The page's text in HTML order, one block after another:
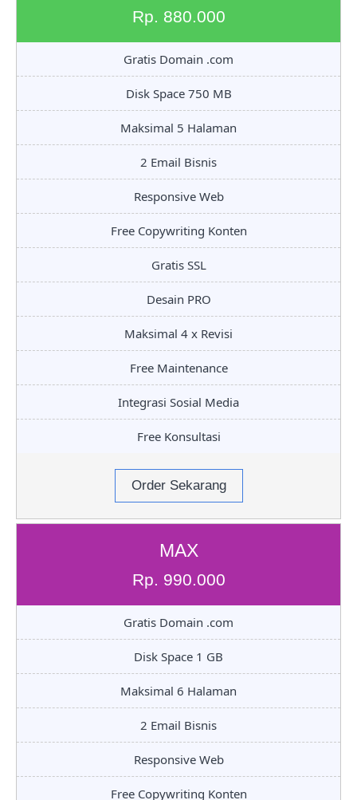
Rp. 880.000
Gratis Domain .com
Disk Space 750 MB
Maksimal 5 Halaman
2 Email Bisnis
Responsive Web
Free Copywriting Konten
Gratis SSL
Desain PRO
Maksimal 4 x Revisi
Free Maintenance
Integrasi Sosial Media
Free Konsultasi
Order Sekarang
MAX
Rp. 990.000
Gratis Domain .com
Disk Space 1 GB
Maksimal 6 Halaman
2 Email Bisnis
Responsive Web
Free Copywriting Konten